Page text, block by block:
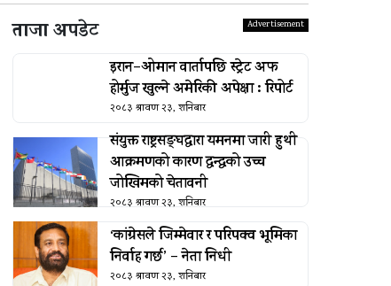
ताजा अपडेट
इरान–ओमान वार्तापछि स्ट्रेट अफ
होर्मुज खुल्ने अमेरिकी अपेक्षा : रिपोर्ट
२०८३ श्रावण २३, शनिबार
संयुक्त राष्ट्रसङ्घद्वारा यमनमा जारी हुथी
आक्रमणको कारण द्वन्द्वको उच्च
जोखिमको चेतावनी
२०८३ श्रावण २३, शनिबार
‘कांग्रेसले जिम्मेवार र परिपक्व भूमिका
निर्वाह गर्छ’ – नेता निधी
२०८३ श्रावण २३, शनिबार